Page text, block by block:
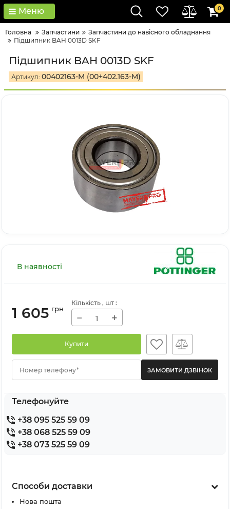
Меню 0
Головна Запчастини
Запчастини до навісного обладнання
Підшипник BAH 0013D SKF
Підшипник BAH 0013D SKF
Артикул: 00402163-M (00+402.163-M)
В наявності
1 605 грн
Кількість , шт :
− +
Купити
Номер телефону*
Телефонуйте
+38 095 525 59 09
+38 068 525 59 09
+38 073 525 59 09
Способи доставки
Нова пошта